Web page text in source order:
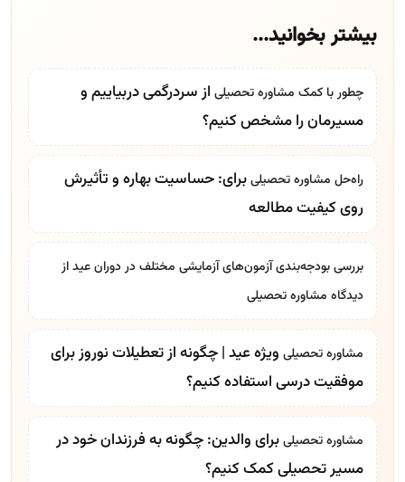
بیشتر بخوانید...
چطور با کمک مشاوره تحصیلی از سردرگمی دربیاییم و
مسیرمان را مشخص کنیم؟
راه‌حل مشاوره تحصیلیبرای: حساسیت بهاره و تأثیرش
روی کیفیت مطالعه
بررسی بودجه‌بندی آزمون‌های آزمایشی مختلف در دوران عید از
دیدگاه مشاوره تحصیلی
مشاوره تحصیلی ویژه عید | چگونه از تعطیلات نوروز برای
موفقیت درسی استفاده کنیم؟
مشاوره تحصیلیبرای والدین: چگونه به فرزندان خود در
مسیر تحصیلی کمک کنیم؟